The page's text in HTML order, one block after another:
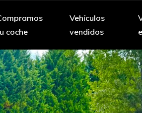
coche
Vehículos
vendidos